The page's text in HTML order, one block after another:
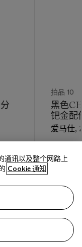
拍品 10
黑色
钯金配
爱马仕,
HKD
巳结束
通讯以及整个网路上
Cookie 通知